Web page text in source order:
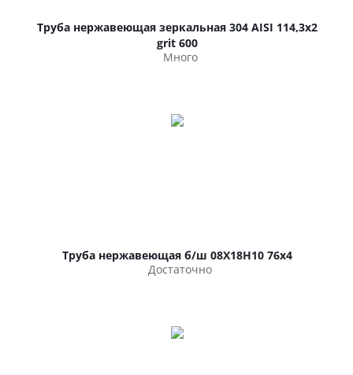
Труба нержавеющая зеркальная 304 AISI 114,3х2
grit 600
Много
Труба нержавеющая б/ш 08Х18Н10 76х4
Достаточно